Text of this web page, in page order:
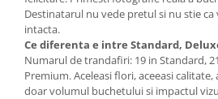
Destinatarul nu vede pretul si nu stie
intacta.
Ce diferenta e intre Standard,
Numarul de trandafiri: 19 in Standard,
Premium. Aceleasi flori, aceeasi
doar volumul buchetului si impactul